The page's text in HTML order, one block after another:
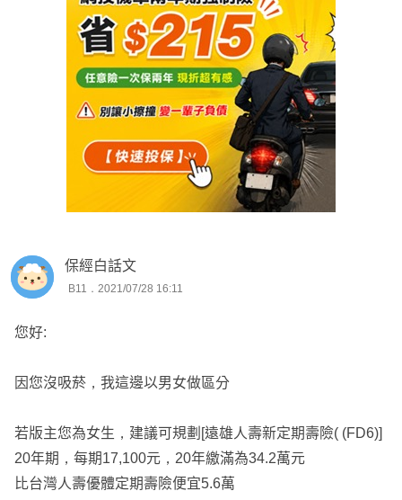
保經白話文
B11．2021/07/28 16:11
您好:
因您沒吸菸，我這邊以男女做區分
若版主您為女生，建議可規劃[遠雄人壽新定期壽險( (FD6)]
20年期，每期17,100元，20年繳滿為34.2萬元
比台灣人壽優體定期壽險便宜5.6萬